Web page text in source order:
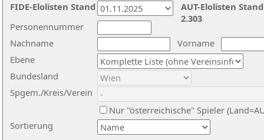
Nachname
Vorname
Ebene
Sortierung
Personennummer
Bundesland
Spgem./Kreis/Verein
Nur "österreichische" Spieler
AUT-Elolisten
2.303
FIDE-Elolisten Stand